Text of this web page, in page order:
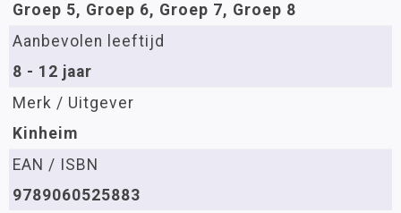
Groep 5, Groep 6, Groep 7, Groep 8
Aanbevolen leeftijd
8 - 12 jaar
Merk / Uitgever
Kinheim
EAN / ISBN
9789060525883